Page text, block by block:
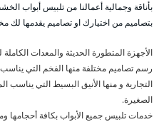
بأناقة وجمالية أعمالنا من تلبيس أبواب
بتصاميم من اختيارك او تصاميم يقدمها لك
الأجهزة المتطورة الحديثة والمعدات
رسم تصاميم مختلفة منها الفخم التي
التجارية و منها الأنيق البسيط التي يناسب
الصغيرة.
خدمات تلبيس جميع الأبواب بكافة أحجامها